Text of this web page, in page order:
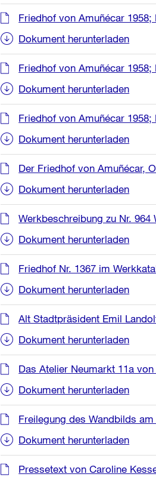
Friedhof von Amuñécar
Dokument herunterladen
Friedhof von Amuñécar
Dokument herunterladen
Friedhof von Amuñécar
Dokument herunterladen
Der Friedhof von Amuñécar,
Dokument herunterladen
Werkbeschreibung zu Nr. 964
Dokument herunterladen
Friedhof Nr. 1367 im
Dokument herunterladen
Alt Stadtpräsident Emil
Dokument herunterladen
Das Atelier Neumarkt 11a
Dokument herunterladen
Freilegung des Wandbilds
Dokument herunterladen
Pressetext von Caroline